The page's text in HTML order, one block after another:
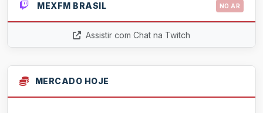
MEXFM BRASIL NO AR
Assistir com Chat na Twitch
MERCADO HOJE